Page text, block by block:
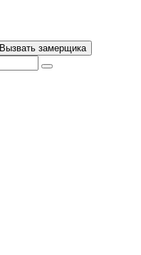
Вызвать замерщика